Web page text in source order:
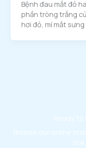
Bệnh đau mắt đỏ
phần tròng trắng
hơi đỏ, mí mắt
Ready to
Browse our online
the